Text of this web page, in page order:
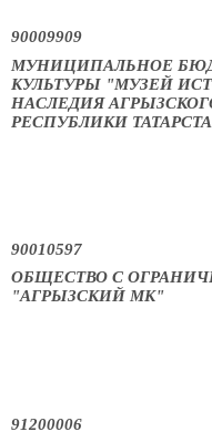
90009909
МУНИЦИПАЛЬНОЕ
КУЛЬТУРЫ "МУЗЕЙ
НАСЛЕДИЯ
РЕСПУБЛИКИ
90010597
ОБЩЕСТВО С
"АГРЫЗСКИЙ МК"
91200006